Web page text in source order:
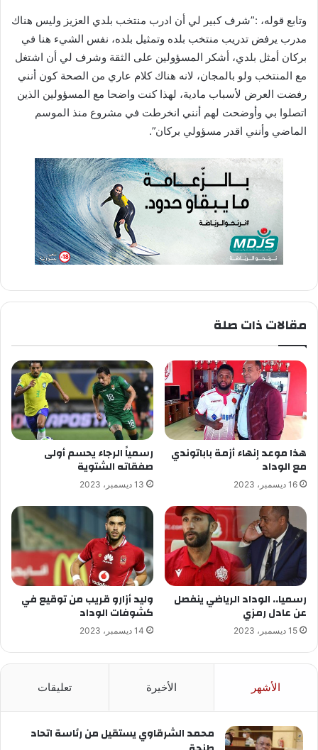
وتابع قوله، :”شرف كبير لي أن ادرب منتخب بلدي العزيز وليس هناك
مدرب يرفض تدريب منتخب بلده وتمثيل بلده، نفس الشيء هنا في
بركان أمثل بلدي، أشكر المسؤولين على الثقة وشرف لي أن اشتغل
مع المنتخب ولو بالمجان، لانه هناك كلام عاري من الصحة كون أنني
رفضت العرض لأسباب مادية، لهذا كنت واضحا مع المسؤولين الذين
اتصلوا بي وأوضحت لهم أنني انخرطت في مشروع منذ الموسم
الماضي وأنني اقدر مسؤولي بركان”.
مقالات ذات صلة
هذا موعد إنهاء أزمة باباتوندي
مع الوداد
16 ديسمبر، 2023
رسمياً الرجاء يحسم أولى
صفقاته الشتوية
13 ديسمبر، 2023
رسميا.. الوداد الرياضي ينفصل
عن عادل رمزي
15 ديسمبر، 2023
وليد أزارو قريب من توقيع في
كشوفات الوداد
14 ديسمبر، 2023
الأشهر الأخيرة تعليقات
محمد الشرقاوي يستقيل من رئاسة اتحاد